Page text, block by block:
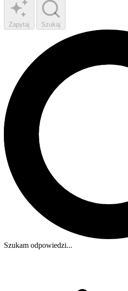
Zapytaj Szukaj
Szukam odpowiedzi...